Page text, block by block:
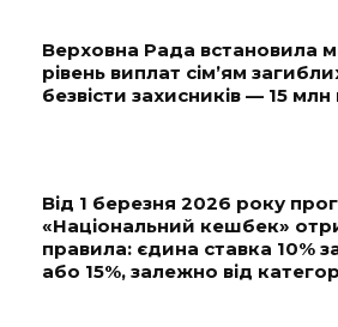
Верховна Рада встановила
рівень виплат сім’ям
безвісти захисників — 15 млн
Від 1 березня 2026 року
«Національний кешбек»
правила: єдина ставка 10%
або 15%, залежно від